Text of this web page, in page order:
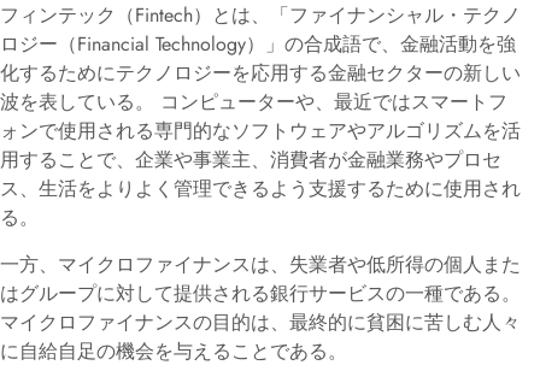
フィンテック（Fintech）とは、「ファイナンシャル・テクノ
ロジー（Financial Technology）」の合成語で、金融活動を強
化するためにテクノロジーを応用する金融セクターの新しい
波を表している。 コンピューターや、最近ではスマートフ
ォンで使用される専門的なソフトウェアやアルゴリズムを活
用することで、企業や事業主、消費者が金融業務やプロセ
ス、生活をよりよく管理できるよう支援するために使用され
る。
一方、マイクロファイナンスは、失業者や低所得の個人また
はグループに対して提供される銀行サービスの一種である。
マイクロファイナンスの目的は、最終的に貧困に苦しむ人々
に自給自足の機会を与えることである。